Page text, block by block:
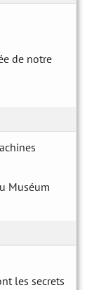
de notre
Muséum
les secrets